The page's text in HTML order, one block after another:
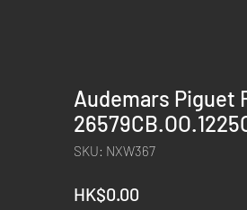
Audemars Piguet
SKU: NXW367
HK$0.00